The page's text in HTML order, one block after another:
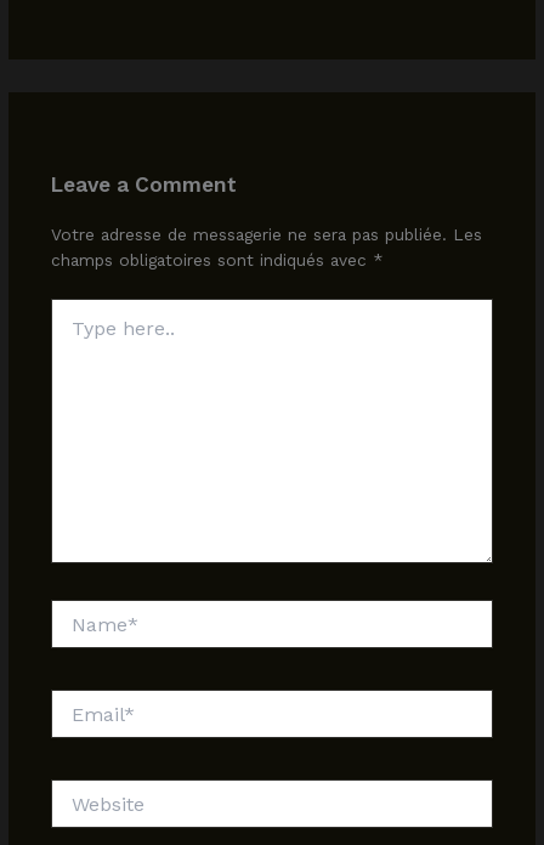
Leave a Comment
Votre adresse de messagerie ne sera pas publiée. Les
champs obligatoires sont indiqués avec *
here..